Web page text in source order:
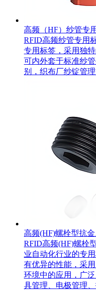
高频（HF）纱管专
RFID高频纱管专用
专用标签，采用独
可内外套于标准纱
别，织布厂纱锭管理
高频(HF)螺栓型抗
RFID高频(HF)螺栓
业自动化行业的专
有优异的性能，采
环境中的应用，广
具管理、电极管理